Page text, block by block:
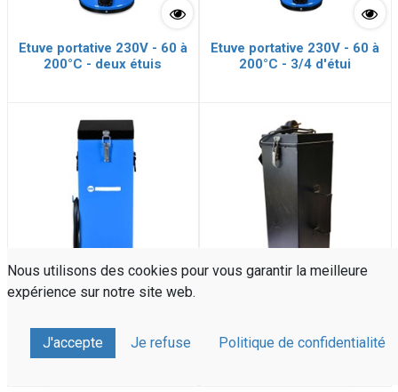
Etuve portative 230V - 60 à
200°C - deux étuis
Etuve portative 230V - 60 à
200°C - 3/4 d'étui
Etuve portative 230V - 60 à
200°C - 3/4 d'étui
pour Electrodes, 3/4 Etuis
Nous utilisons des cookies pour vous garantir la meilleure
expérience sur notre site web.
J'accepte Je refuse Politique de confidentialité